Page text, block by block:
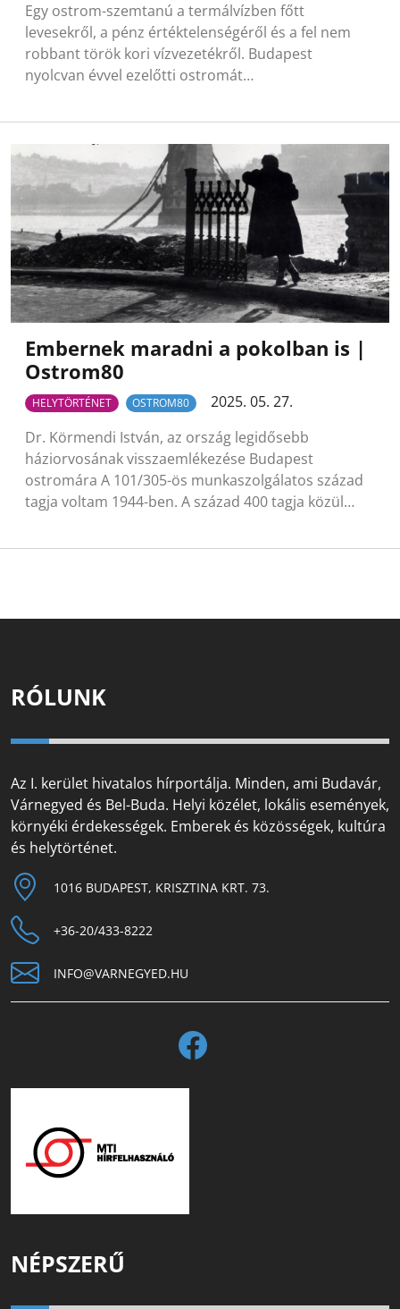
Egy ostrom-szemtanú a termálvízben főtt
levesekről, a pénz értéktelenségéről és a fel nem
robbant török kori vízvezetékről. Budapest
nyolcvan évvel ezelőtti ostromát…
Embernek maradni a pokolban is |
Ostrom80
HELYTÖRTÉNET OSTROM80
2025. 05. 27.
Dr. Körmendi István, az ország legidősebb
háziorvosának visszaemlékezése Budapest
ostromára A 101/305-ös munkaszolgálatos század
tagja voltam 1944-ben. A század 400 tagja közül…
RÓLUNK
Az I. kerület hivatalos hírportálja. Minden, ami Budavár,
Várnegyed és Bel-Buda. Helyi közélet, lokális események,
környéki érdekességek. Emberek és közösségek, kultúra
és helytörténet.
1016 BUDAPEST, KRISZTINA KRT. 73.
+36-20/433-8222
INFO@VARNEGYED.HU
NÉPSZERŰ